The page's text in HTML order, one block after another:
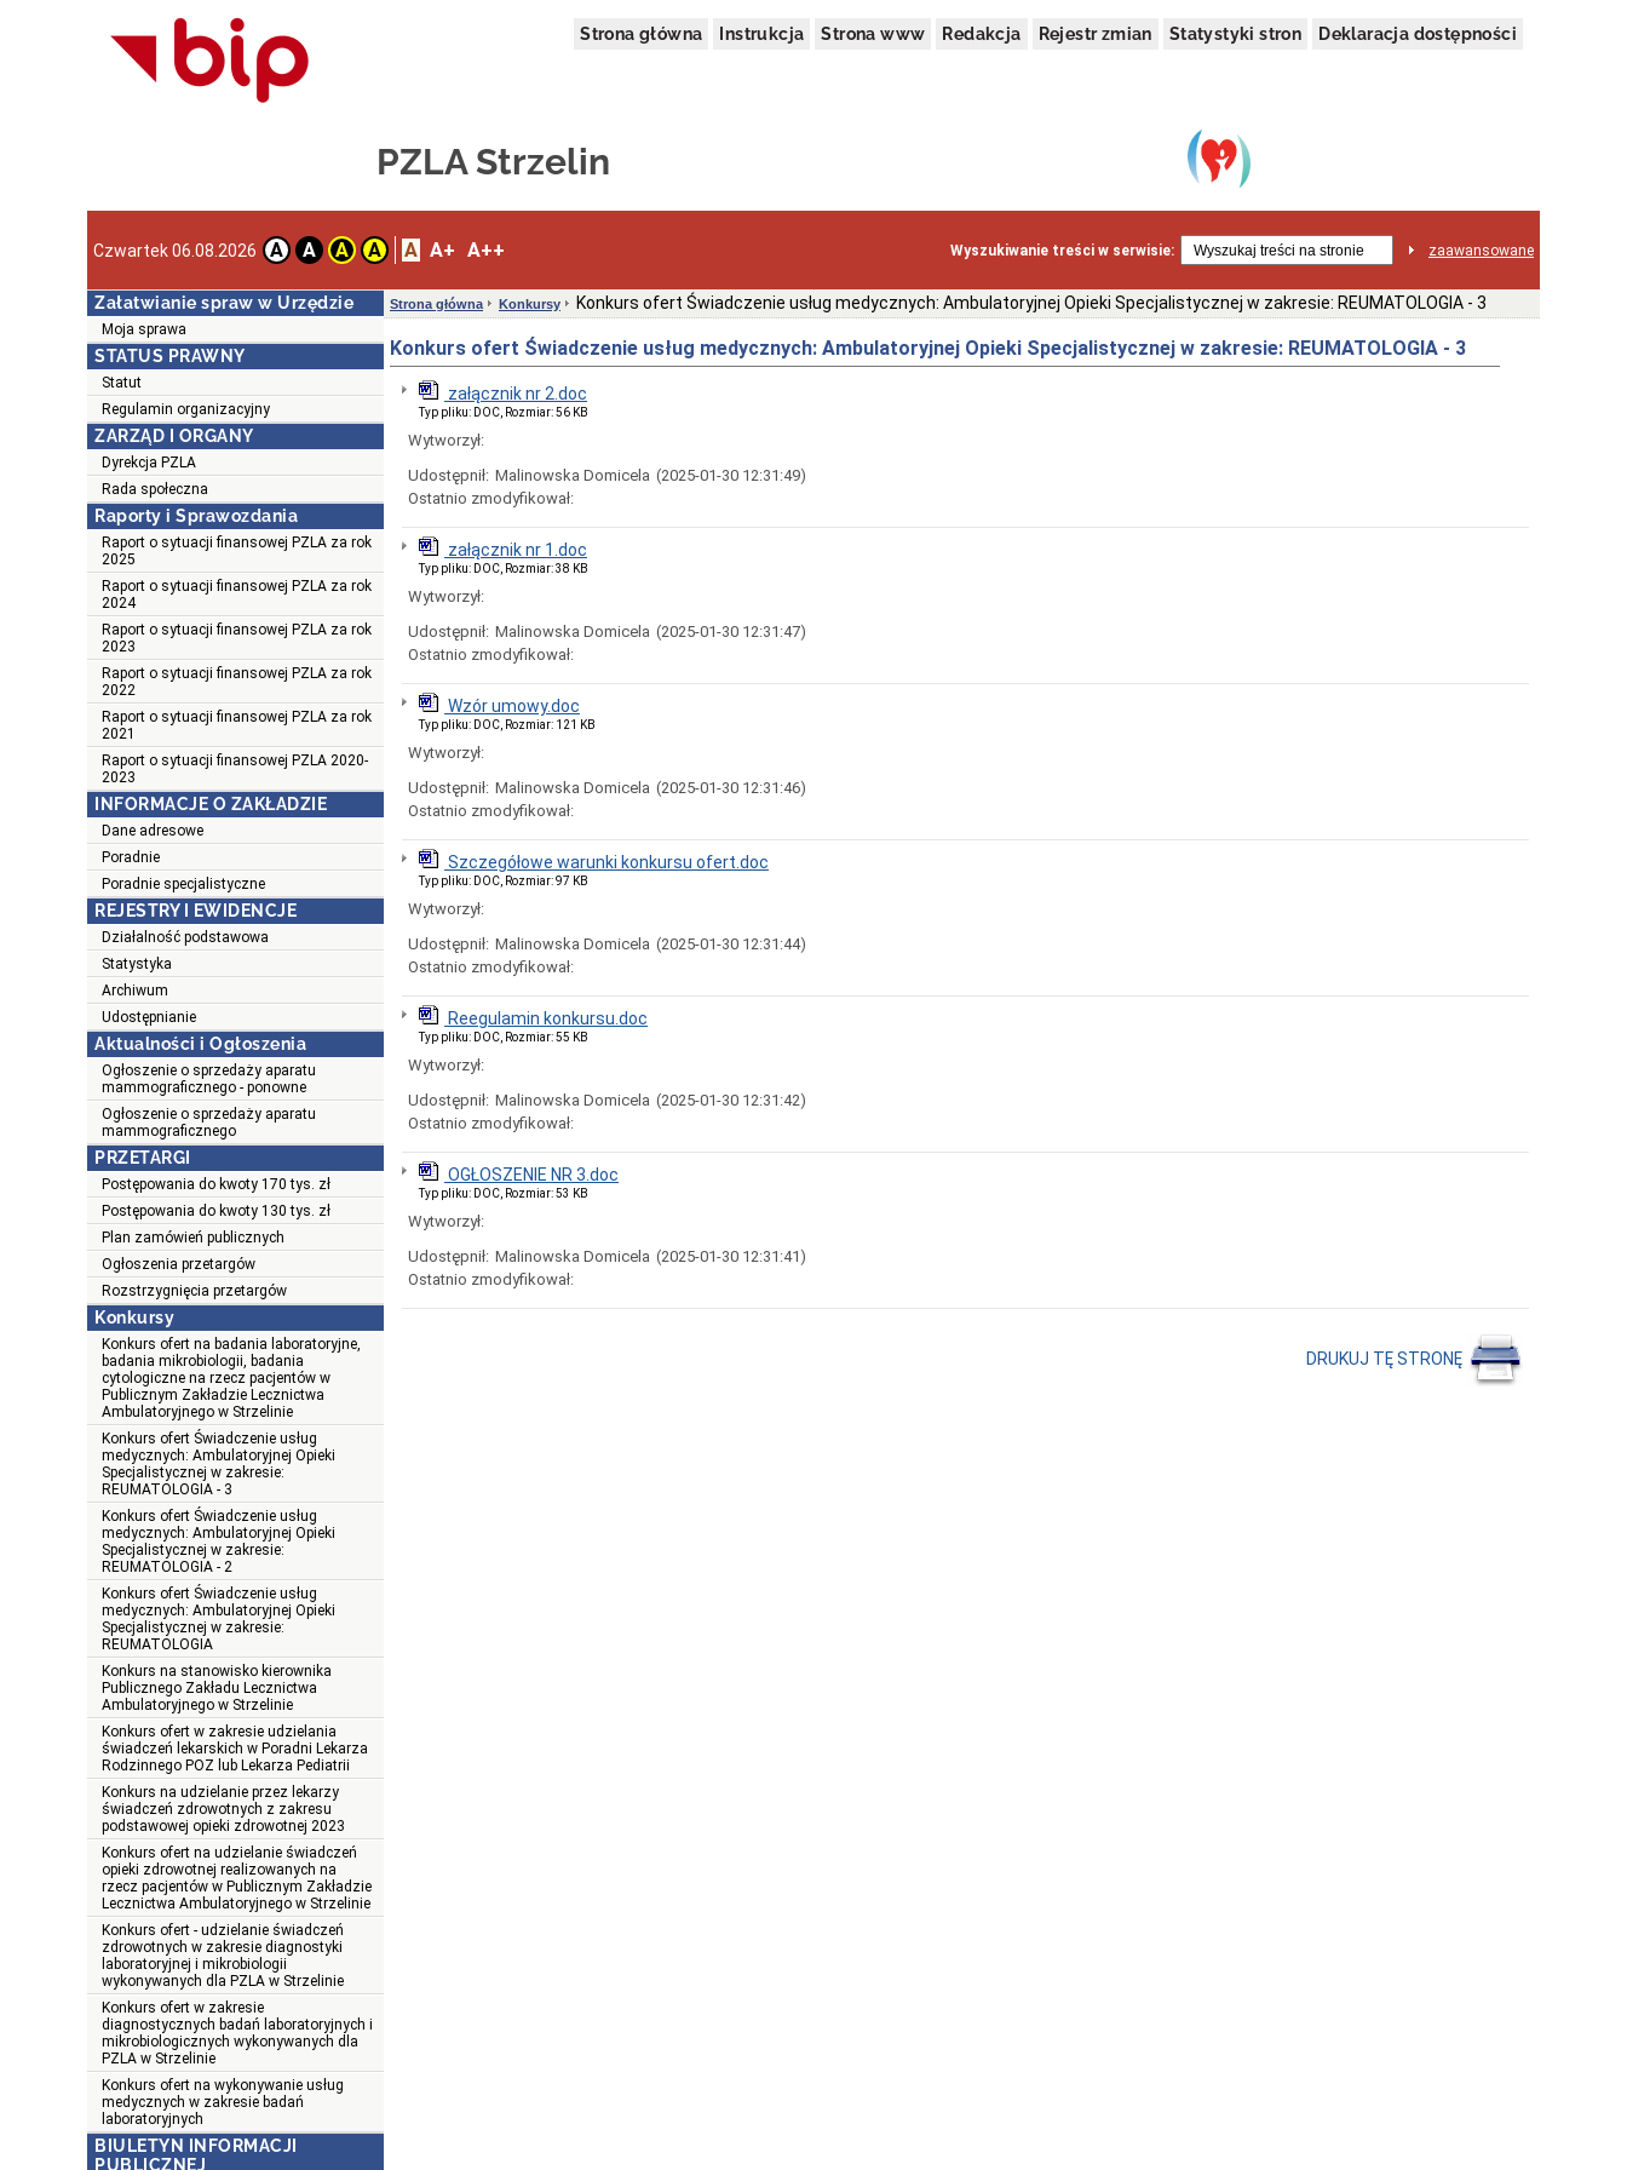
Strona główna Instrukcja Strona www Redakcja Rejestr zmian Statystyki stron Deklaracja dostępności
PZLA Strzelin
Czwartek 06.08.2026 A A A A A A+ A++ Wyszukiwanie treści w serwisie: zaawansowane
Załatwianie spraw w Urzędzie
Moja sprawa
STATUS PRAWNY
Statut
Regulamin organizacyjny
ZARZĄD I ORGANY
Dyrekcja PZLA
Rada społeczna
Raporty i Sprawozdania
Raport o sytuacji finansowej PZLA za rok
2025
Raport o sytuacji finansowej PZLA za rok
2024
Raport o sytuacji finansowej PZLA za rok
2023
Raport o sytuacji finansowej PZLA za rok
2022
Raport o sytuacji finansowej PZLA za rok
2021
Raport o sytuacji finansowej PZLA 2020-
2023
INFORMACJE O ZAKŁADZIE
Dane adresowe
Poradnie
Poradnie specjalistyczne
REJESTRY I EWIDENCJE
Działalność podstawowa
Statystyka
Archiwum
Udostępnianie
Aktualności i Ogłoszenia
Ogłoszenie o sprzedaży aparatu
mammograficznego - ponowne
Ogłoszenie o sprzedaży aparatu
mammograficznego
PRZETARGI
Postępowania do kwoty 170 tys. zł
Postępowania do kwoty 130 tys. zł
Plan zamówień publicznych
Ogłoszenia przetargów
Rozstrzygnięcia przetargów
Konkursy
Konkurs ofert na badania laboratoryjne,
badania mikrobiologii, badania
cytologiczne na rzecz pacjentów w
Publicznym Zakładzie Lecznictwa
Ambulatoryjnego w Strzelinie
Konkurs ofert Świadczenie usług
medycznych: Ambulatoryjnej Opieki
Specjalistycznej w zakresie:
REUMATOLOGIA - 3
Konkurs ofert Świadczenie usług
medycznych: Ambulatoryjnej Opieki
Specjalistycznej w zakresie:
REUMATOLOGIA - 2
Konkurs ofert Świadczenie usług
medycznych: Ambulatoryjnej Opieki
Specjalistycznej w zakresie:
REUMATOLOGIA
Konkurs na stanowisko kierownika
Publicznego Zakładu Lecznictwa
Ambulatoryjnego w Strzelinie
Konkurs ofert w zakresie udzielania
świadczeń lekarskich w Poradni Lekarza
Rodzinnego POZ lub Lekarza Pediatrii
Konkurs na udzielanie przez lekarzy
świadczeń zdrowotnych z zakresu
podstawowej opieki zdrowotnej 2023
Konkurs ofert na udzielanie świadczeń
opieki zdrowotnej realizowanych na
rzecz pacjentów w Publicznym Zakładzie
Lecznictwa Ambulatoryjnego w Strzelinie
Konkurs ofert - udzielanie świadczeń
zdrowotnych w zakresie diagnostyki
laboratoryjnej i mikrobiologii
wykonywanych dla PZLA w Strzelinie
Konkurs ofert w zakresie
diagnostycznych badań laboratoryjnych i
mikrobiologicznych wykonywanych dla
PZLA w Strzelinie
Konkurs ofert na wykonywanie usług
medycznych w zakresie badań
laboratoryjnych
BIULETYN INFORMACJI
PUBLICZNEJ
Strona główna Konkursy Konkurs ofert Świadczenie usług medycznych: Ambulatoryjnej Opieki Specjalistycznej w zakresie: REUMATOLOGIA - 3
Konkurs ofert Świadczenie usług medycznych: Ambulatoryjnej Opieki Specjalistycznej w zakresie: REUMATOLOGIA - 3
załącznik nr 2.doc
Typ pliku: DOC, Rozmiar: 56 KB
Wytworzył:
Udostępnił: Malinowska Domicela (2025-01-30 12:31:49)
Ostatnio zmodyfikował:
załącznik nr 1.doc
Typ pliku: DOC, Rozmiar: 38 KB
Wytworzył:
Udostępnił: Malinowska Domicela (2025-01-30 12:31:47)
Ostatnio zmodyfikował:
Wzór umowy.doc
Typ pliku: DOC, Rozmiar: 121 KB
Wytworzył:
Udostępnił: Malinowska Domicela (2025-01-30 12:31:46)
Ostatnio zmodyfikował:
Szczegółowe warunki konkursu ofert.doc
Typ pliku: DOC, Rozmiar: 97 KB
Wytworzył:
Udostępnił: Malinowska Domicela (2025-01-30 12:31:44)
Ostatnio zmodyfikował:
Reegulamin konkursu.doc
Typ pliku: DOC, Rozmiar: 55 KB
Wytworzył:
Udostępnił: Malinowska Domicela (2025-01-30 12:31:42)
Ostatnio zmodyfikował:
OGŁOSZENIE NR 3.doc
Typ pliku: DOC, Rozmiar: 53 KB
Wytworzył:
Udostępnił: Malinowska Domicela (2025-01-30 12:31:41)
Ostatnio zmodyfikował:
DRUKUJ TĘ STRONĘ